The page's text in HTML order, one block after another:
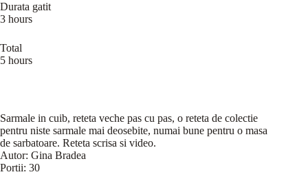
Durata gatit
3 hours
Total
5 hours
Sarmale in cuib, reteta veche pas cu pas, o reteta de colectie
pentru niste sarmale mai deosebite, numai bune pentru o masa
de sarbatoare. Reteta scrisa si video.
Autor: Gina Bradea
Portii: 30